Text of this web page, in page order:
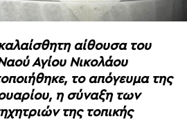
αίθουσα του
Αγίου Νικολάου
το απόγευμα της
η σύναξη των
της τοπικής